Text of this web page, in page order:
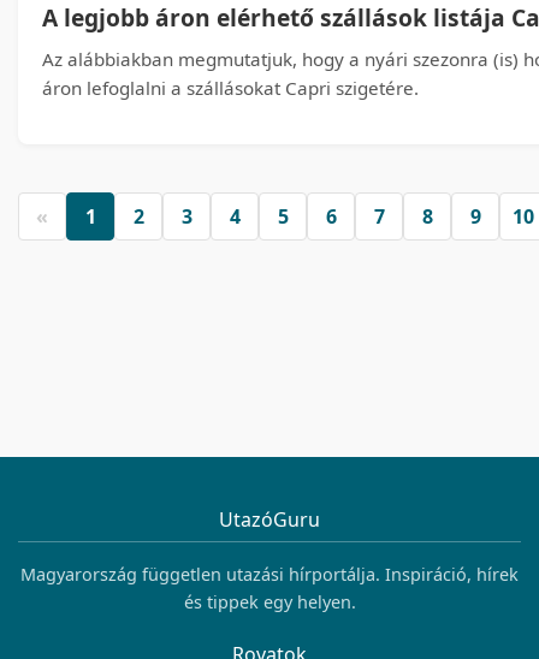
A legjobb áron elérhető szállások listája
Az alábbiakban megmutatjuk, hogy a nyári szezonra (is)
áron lefoglalni a szállásokat Capri szigetére.
« 1 2 3 4 5 6 7 8 9 10
UtazóGuru
Magyarország független utazási hírportálja. Inspiráció, hírek
és tippek egy helyen.